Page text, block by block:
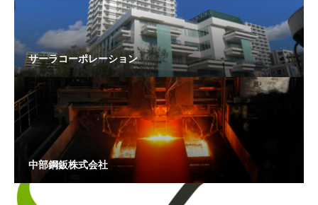
サーラコーポレーション
中部鋼鈑株式会社